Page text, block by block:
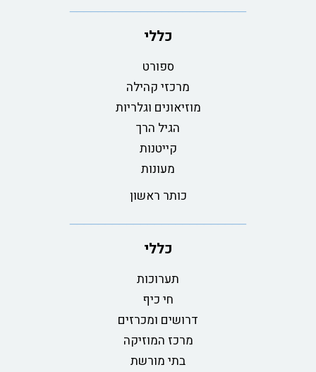
כללי
ספורט
מרכזי קהילה
מוזיאונים וגלריות
הגיל הרך
קייטנות
מעונות
כותר ראשון
כללי
תערוכות
חי כיף
דרושים ומכרזים
מרכז המוזיקה
בתי מורשת